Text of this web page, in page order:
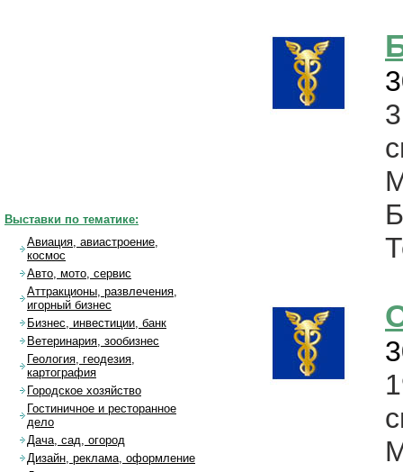
Выставки по тематике:
Авиация, авиастроение,
космос
Авто, мото, сервис
Аттракционы, развлечения,
игорный бизнес
Бизнес, инвестиции, банк
Ветеринария, зообизнес
Геология, геодезия,
картография
Городское хозяйство
Гостиничное и ресторанное
дело
Дача, сад, огород
Дизайн, реклама, оформление